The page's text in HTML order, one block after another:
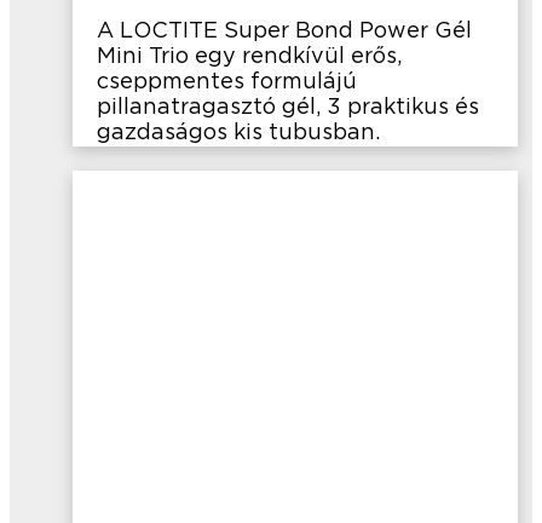
A LOCTITE Super Bond Power Gél
Mini Trio egy rendkívül erős,
cseppmentes formulájú
pillanatragasztó gél, 3 praktikus és
gazdaságos kis tubusban.